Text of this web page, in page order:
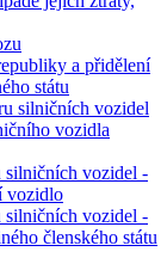
a přidělení
státu
silničních vozidel
vozidla
silničních vozidel -
vozidlo
silničních vozidel -
členského státu